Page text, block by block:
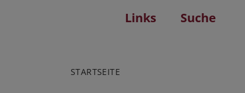
Links
Suche
STARTSEITE